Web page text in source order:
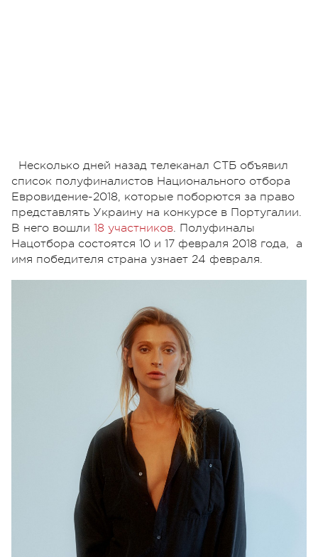
Несколько дней назад телеканал СТБ объявил
список полуфиналистов Национального отбора
Евровидение-2018, которые поборются за право
представлять Украину на конкурсе в Португалии.
В него вошли 18 участников. Полуфиналы
Нацотбора состоятся 10 и 17 февраля 2018 года, а
имя победителя страна узнает 24 февраля.